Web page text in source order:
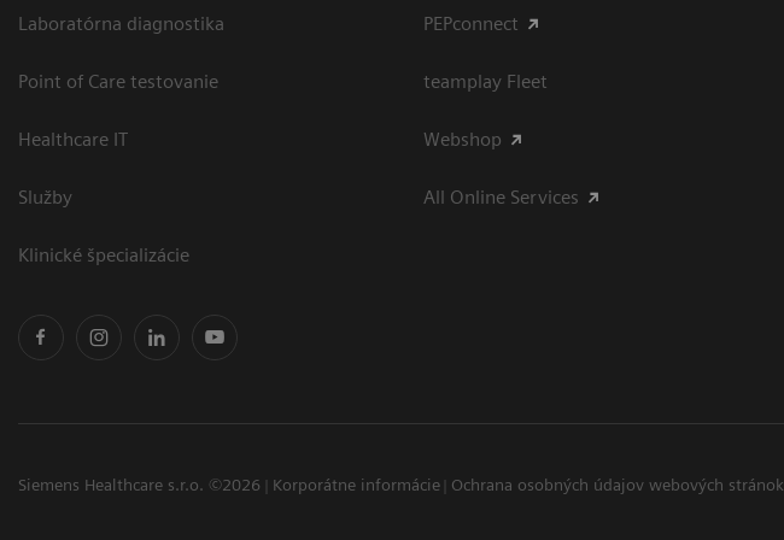
Laboratórna diagnostika
Point of Care testovanie
Healthcare IT
Služby
Klinické špecializácie
PEPconnect
teamplay Fleet
Webshop
All Online Services
Siemens Healthcare s.r.o. ©2026 Korporátne informácie Ochrana osobných údajov webových stránok